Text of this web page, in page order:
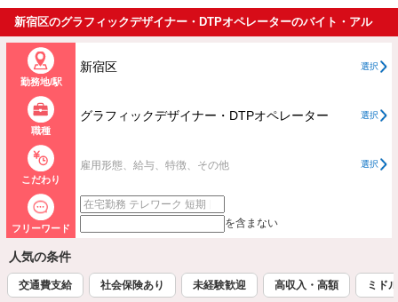
新宿区のグラフィックデザイナー・DTPオペレーターのバイト・アル
バイト・パートの求人情報一覧
勤務地/駅
新宿区 選択
職種
グラフィックデザイナー・DTPオペレーター 選択
こだわり
雇用形態、給与、特徴、その他 選択
フリーワード を含まない
人気の条件
交通費支給 社会保険あり 未経験歓迎 高収入・高額 ミド